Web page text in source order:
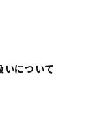
いについて